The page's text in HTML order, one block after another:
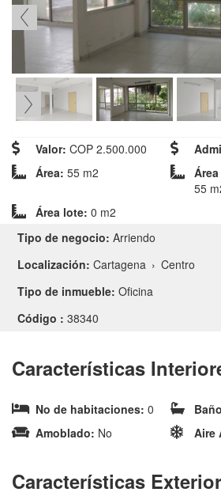
Valor: COP 2.500.000
Área: 55 m2
55
Área lote: 0 m2
Tipo de negocio: Arriendo
Localización: Cartagena › Centro
Tipo de inmueble: Oficina
Código : 38340
Características
No de habitaciones: 0
Amoblado: No Aire
Características